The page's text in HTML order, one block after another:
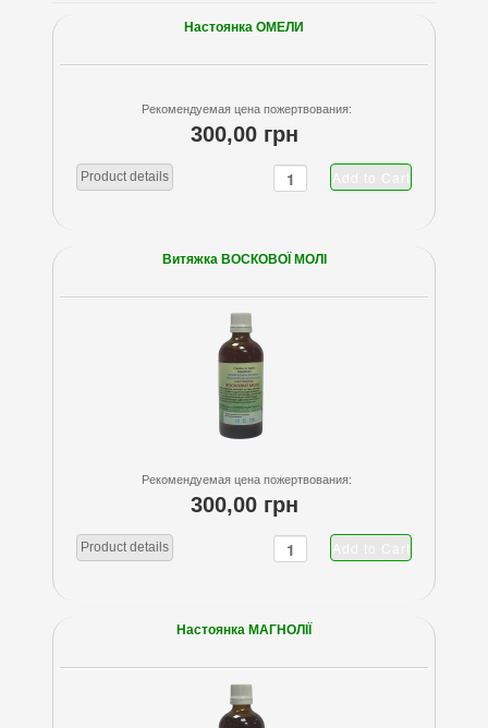
Настоянка ОМЕЛИ
Рекомендуемая цена пожертвования:
300,00 грн
Product details
Витяжка ВОСКОВОЇ МОЛІ
Рекомендуемая цена пожертвования:
300,00 грн
Product details
Настоянка МАГНОЛІЇ